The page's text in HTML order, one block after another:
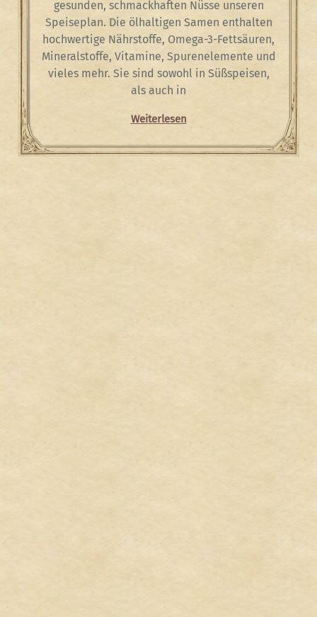
gesunden, schmackhaften Nüsse unseren
Speiseplan. Die ölhaltigen Samen enthalten
hochwertige Nährstoffe, Omega-3-Fettsäuren,
Mineralstoffe, Vitamine, Spurenelemente und
vieles mehr. Sie sind sowohl in Süßspeisen,
als auch in
Weiterlesen